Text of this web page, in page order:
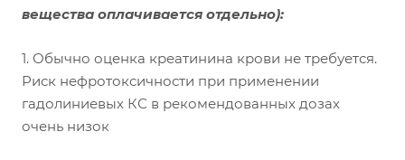
вещества оплачивается отдельно):
1. Обычно оценка креатинина крови не требуется.
Риск нефротоксичности при применении
гадолиниевых КС в рекомендованных дозах
очень низок